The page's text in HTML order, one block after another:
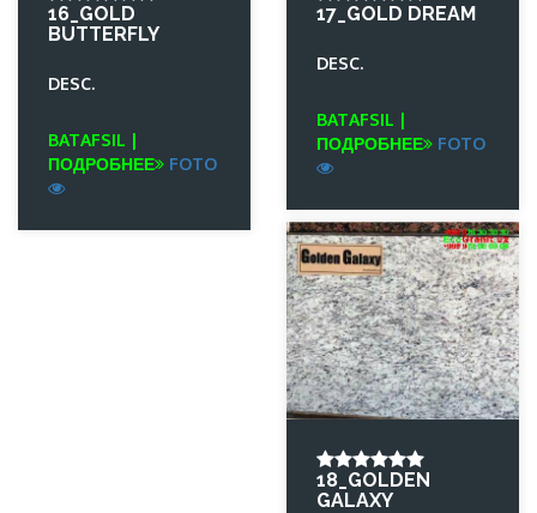
16_GOLD
BUTTERFLY
DESC.
BATAFSIL |
ПОДРОБНЕЕ
FOTO
17_GOLD DREAM
DESC.
BATAFSIL |
ПОДРОБНЕЕ
FOTO
18_GOLDEN
GALAXY